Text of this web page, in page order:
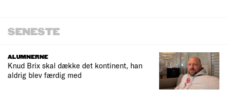
SENESTE
ALUMNERNE
Knud Brix skal dække det kontinent, han
aldrig blev færdig med